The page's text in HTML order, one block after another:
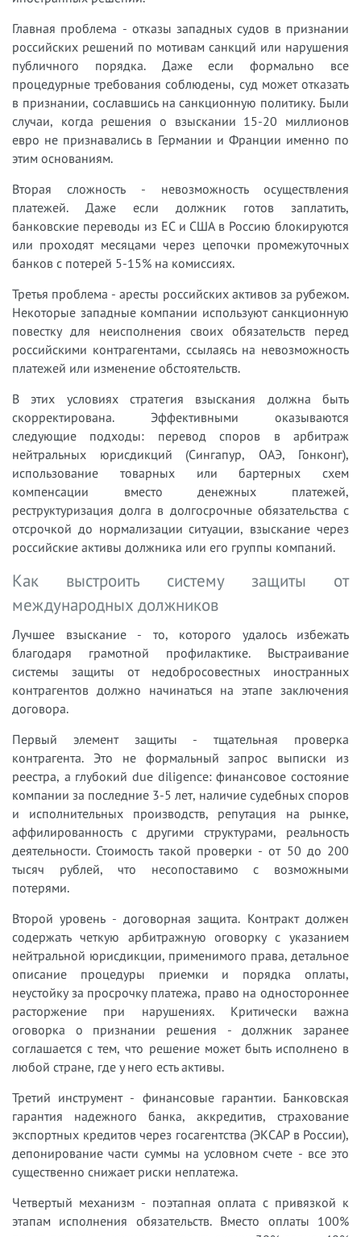
Главная проблема - отказы западных судов в признании
российских решений по мотивам санкций или нарушения
публичного порядка. Даже если формально все
процедурные требования соблюдены, суд может отказать
в признании, сославшись на санкционную политику. Были
случаи, когда решения о взыскании 15-20 миллионов
евро не признавались в Германии и Франции именно по
этим основаниям.
Вторая сложность - невозможность осуществления
платежей. Даже если должник готов заплатить,
банковские переводы из ЕС и США в Россию блокируются
или проходят месяцами через цепочки промежуточных
банков с потерей 5-15% на комиссиях.
Третья проблема - аресты российских активов за рубежом.
Некоторые западные компании используют санкционную
повестку для неисполнения своих обязательств перед
российскими контрагентами, ссылаясь на невозможность
платежей или изменение обстоятельств.
В этих условиях стратегия взыскания должна быть
скорректирована. Эффективными оказываются
следующие подходы: перевод споров в арбитраж
нейтральных юрисдикций (Сингапур, ОАЭ, Гонконг),
использование товарных или бартерных схем
компенсации вместо денежных платежей,
реструктуризация долга в долгосрочные обязательства с
отсрочкой до нормализации ситуации, взыскание через
российские активы должника или его группы компаний.
Как выстроить систему защиты от
международных должников
Лучшее взыскание - то, которого удалось избежать
благодаря грамотной профилактике. Выстраивание
системы защиты от недобросовестных иностранных
контрагентов должно начинаться на этапе заключения
договора.
Первый элемент защиты - тщательная проверка
контрагента. Это не формальный запрос выписки из
реестра, а глубокий due diligence: финансовое состояние
компании за последние 3-5 лет, наличие судебных споров
и исполнительных производств, репутация на рынке,
аффилированность с другими структурами, реальность
деятельности. Стоимость такой проверки - от 50 до 200
тысяч рублей, что несопоставимо с возможными
потерями.
Второй уровень - договорная защита. Контракт должен
содержать четкую арбитражную оговорку с указанием
нейтральной юрисдикции, применимого права, детальное
описание процедуры приемки и порядка оплаты,
неустойку за просрочку платежа, право на одностороннее
расторжение при нарушениях. Критически важна
оговорка о признании решения - должник заранее
соглашается с тем, что решение может быть исполнено в
любой стране, где у него есть активы.
Третий инструмент - финансовые гарантии. Банковская
гарантия надежного банка, аккредитив, страхование
экспортных кредитов через госагентства (ЭКСАР в России),
депонирование части суммы на условном счете - все это
существенно снижает риски неплатежа.
Четвертый механизм - поэтапная оплата с привязкой к
этапам исполнения обязательств. Вместо оплаты 100%